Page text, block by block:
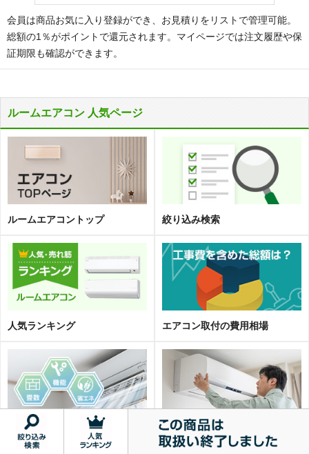
会員は商品お気に入り登録ができ、お見積りをリストで管理可能。
総額の1％がポイントで還元されます。マイページでは注文履歴や保
証期限も確認ができます。
ルームエアコン 人気ページ
ルームエアコントップ 絞り込み検索
人気ランキング エアコン取付の費用相場
畳数と選び方 エアコン取り付け工事費